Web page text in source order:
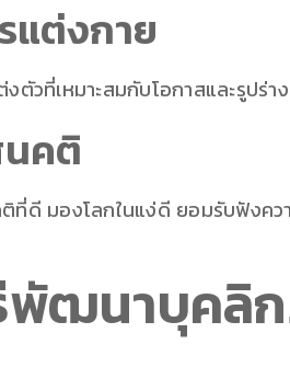
แต่งกาย
งตัวที่เหมาะสมกับโอกาสและรูปร่
คติ
ที่ดี มองโลกในแง่ดี ยอมรับฟังคว
พัฒนาบุคลิ